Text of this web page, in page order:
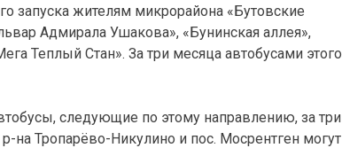
жителям микрорайона «Бутовские
Адмирала Ушакова», «Бунинская аллея»,
Теплый Стан». За три месяца автобусами этого
следующие по этому направлению, за три
на Тропарёво-Никулино и пос. Мосрентген могут